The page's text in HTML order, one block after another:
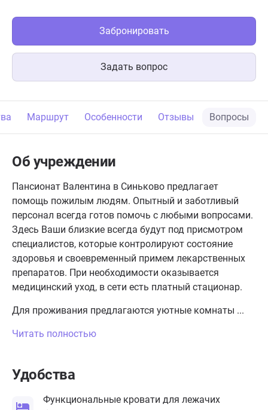
Забронировать
Задать вопрос
Маршрут Особенности Отзывы Вопросы
Об учреждении
Пансионат Валентина в Синьково предлагает
помощь пожилым людям. Опытный и заботливый
персонал всегда готов помочь с любыми вопросами.
Здесь Ваши близкие всегда будут под присмотром
специалистов, которые контролируют состояние
здоровья и своевременный примем лекарственных
препаратов. При необходимости оказывается
медицинский уход, в сети есть платный стационар.
Для проживания предлагаются уютные комнаты ...
Читать полностью
Удобства
Функциональные кровати для лежачих